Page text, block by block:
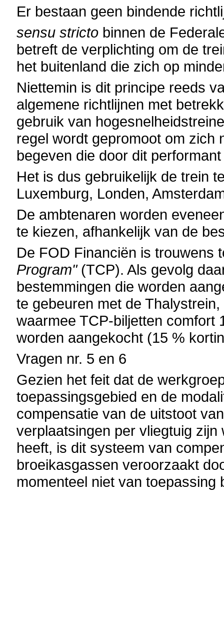
Er bestaan geen bindende
sensu stricto binnen de
betreft de verplichting om de
het buitenland die zich op
Niettemin is dit principe reeds
algemene richtlijnen met
gebruik van
regel wordt gepromoot om zich
begeven die door dit
Het is dus gebruikelijk de trein
Luxemburg, Londen,
De ambtenaren worden
te kiezen, afhankelijk van de
De FOD Financiën is trouwens
Program"(TCP). Als gevolg
bestemmingen die worden
te gebeuren met de
waarmee TCP-biljetten comfort
worden aangekocht (15 %
Vragen nr. 5 en 6
Gezien het feit dat de
toepassingsgebied en de
compensatie van de uitstoot
verplaatsingen per vliegtuig
heeft, is dit systeem van
broeikasgassen veroorzaakt
momenteel niet van toepassing